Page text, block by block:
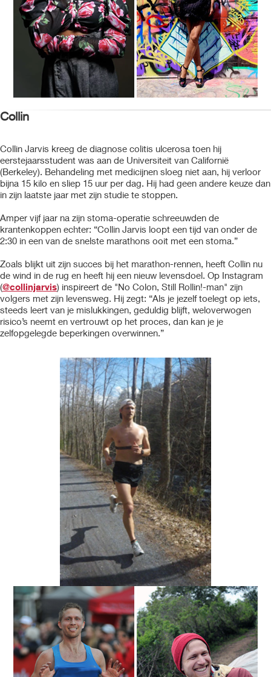
Collin
Collin Jarvis kreeg de diagnose colitis ulcerosa toen hij
eerstejaarsstudent was aan de Universiteit van Californië
(Berkeley). Behandeling met medicijnen sloeg niet aan, hij verloor
bijna 15 kilo en sliep 15 uur per dag. Hij had geen andere keuze dan
in zijn laatste jaar met zijn studie te stoppen.
Amper vijf jaar na zijn stoma-operatie schreeuwden de
krantenkoppen echter: “Collin Jarvis loopt een tijd van onder de
2:30 in een van de snelste marathons ooit met een stoma.”
Zoals blijkt uit zijn succes bij het marathon-rennen, heeft Collin nu
de wind in de rug en heeft hij een nieuw levensdoel. Op Instagram
(@collinjarvis) inspireert de "No Colon, Still Rollin!-man" zijn
volgers met zijn levensweg. Hij zegt: “Als je jezelf toelegt op iets,
steeds leert van je mislukkingen, geduldig blijft, weloverwogen
risico’s neemt en vertrouwt op het proces, dan kan je je
zelfopgelegde beperkingen overwinnen.”